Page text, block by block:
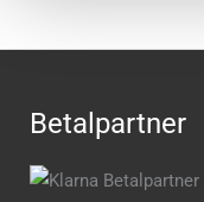
Betalpartner